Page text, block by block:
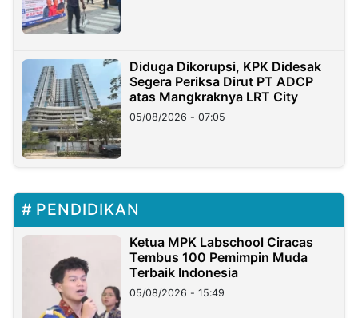
Diduga Dikorupsi, KPK Didesak
Segera Periksa Dirut PT ADCP
atas Mangkraknya LRT City
05/08/2026 - 07:05
PENDIDIKAN
Ketua MPK Labschool Ciracas
Tembus 100 Pemimpin Muda
Terbaik Indonesia
05/08/2026 - 15:49